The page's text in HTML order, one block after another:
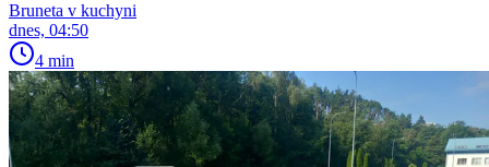
Bruneta v kuchyni
dnes, 04:50
4 min